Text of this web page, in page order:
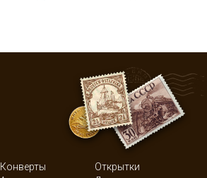
Конверты
Открытки